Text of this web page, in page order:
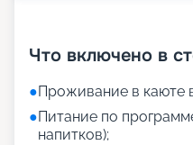
Что включено в
●Проживание в каюте
●Питание по
напитков);